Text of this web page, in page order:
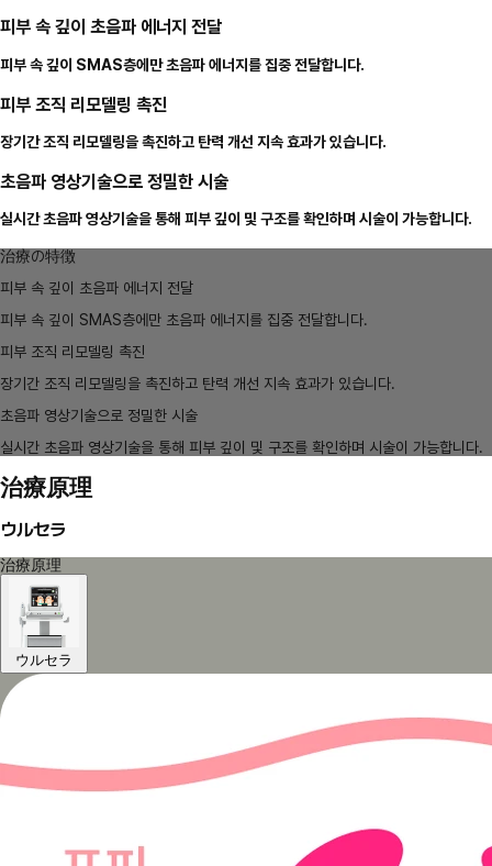
피부 속 깊이 초음파 에너지 전달
피부 속 깊이 SMAS층에만 초음파 에너지를 집중 전달합니다.
피부 조직 리모델링 촉진
장기간 조직 리모델링을 촉진하고 탄력 개선 지속 효과가 있습니다.
초음파 영상기술으로 정밀한 시술
실시간 초음파 영상기술을 통해 피부 깊이 및 구조를 확인하며 시술이 가능합니다.
治療の特徴
피부 속 깊이 초음파 에너지 전달
피부 속 깊이 SMAS층에만 초음파 에너지를 집중 전달합니다.
피부 조직 리모델링 촉진
장기간 조직 리모델링을 촉진하고 탄력 개선 지속 효과가 있습니다.
초음파 영상기술으로 정밀한 시술
실시간 초음파 영상기술을 통해 피부 깊이 및 구조를 확인하며 시술이 가능합니다.
治療原理
ウルセラ
治療原理
ウルセラ